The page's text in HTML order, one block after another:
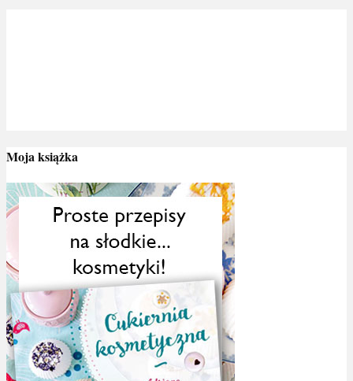
Moja książka